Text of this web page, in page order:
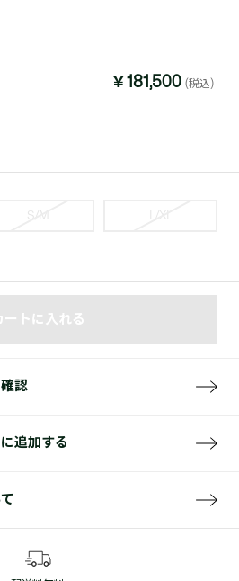
￥181,500 (税込)
S/M
ートに入れる
認
追加する